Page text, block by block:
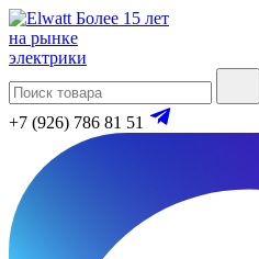
Более 15 лет
на рынке
электрики
+7 (926) 786 81 51